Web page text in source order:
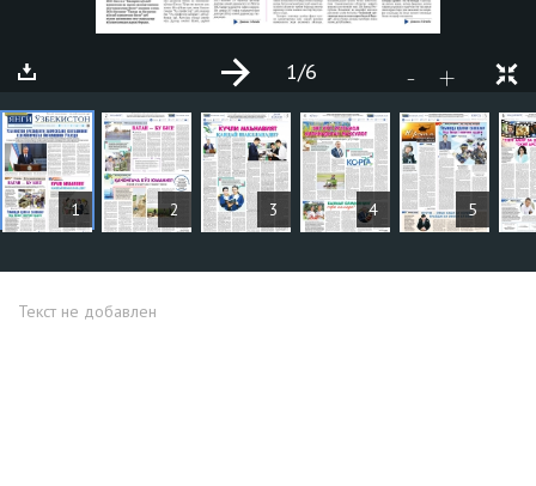
1 2 3 4 5
- +
1/6
СТАТЬИ
Текст не добавлен